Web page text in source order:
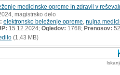
medicinske opreme in zdravil v
2024, magistrsko delo
elektronsko beleženje opreme nujna
15.12.2024; Ogledov: 1768; Prenosov: 52
(1,43 MB)